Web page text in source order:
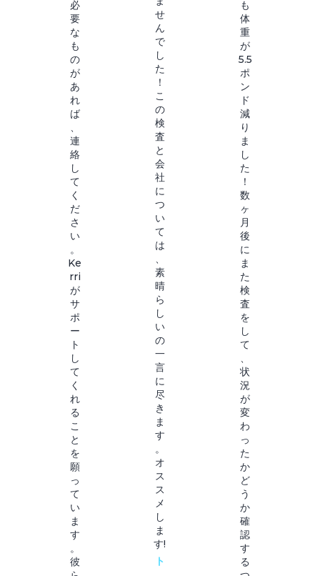
必
要
な
も
の
が
あ
れ
ば
、
連
絡
し
て
く
だ
さ
い
。
Ke
rri
が
サ
ポ
ー
ト
し
て
く
れ
る
こ
と
を
願
っ
て
い
ま
す
。
彼
せ
ん
で
し
た
！
こ
の
検
査
と
会
社
に
つ
い
て
は
、
素
晴
ら
し
い
の
一
言
に
尽
き
ま
す
。
オ
ス
ス
メ
し
ま
す!
ト
も
体
重
が
5.5
ポ
ン
ド
減
り
ま
し
た
！
数
ヶ
月
後
に
ま
た
検
査
を
し
て
、
状
況
が
変
わ
っ
た
か
ど
う
か
確
認
す
る